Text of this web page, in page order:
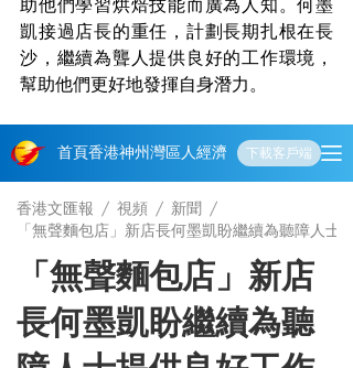
助他們學習烘焙技能而廣為人知。何墨
凱接過店長的重任，計劃長期扎根在長
沙，繼續為聾人提供良好的工作環境，
幫助他們更好地發揮自身潛力。